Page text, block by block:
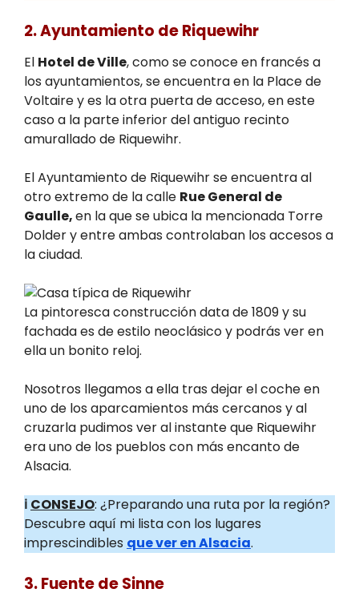
2. Ayuntamiento de Riquewihr
El Hotel de Ville, como se conoce en francés a
los ayuntamientos, se encuentra en la Place de
Voltaire y es la otra puerta de acceso, en este
caso a la parte inferior del antiguo recinto
amurallado de Riquewihr.
El Ayuntamiento de Riquewihr se encuentra al
otro extremo de la calle Rue General de
Gaulle,en la que se ubica la mencionada Torre
Dolder y entre ambas controlaban los accesos a
la ciudad.
La pintoresca construcción data de 1809 y su
fachada es de estilo neoclásico y podrás ver en
ella un bonito reloj.
Nosotros llegamos a ella tras dejar el coche en
uno de los aparcamientos más cercanos y al
cruzarla pudimos ver al instante que Riquewihr
era uno de los pueblos con más encanto de
Alsacia.
ℹ️ CONSEJO: ¿Preparando una ruta por la región?
Descubre aquí mi lista con los lugares
imprescindibles que ver en Alsacia.
3. Fuente de Sinne